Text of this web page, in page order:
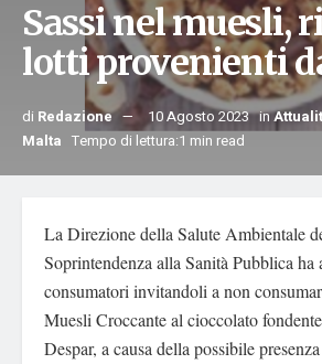
Sassi nel muesli,
lotti provenienti
di Redazione 10 Agosto 2023 in
Malta Tempo di lettura:1 min read
La Direzione della Salute Ambientale
Soprintendenza alla Sanità Pubblica ha
consumatori invitandoli a non
Muesli Croccante al cioccolato
Despar, a causa della possibile